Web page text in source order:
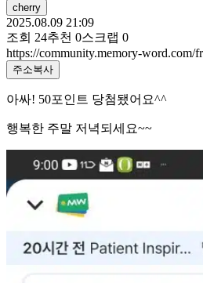
cherry
2025.08.09 21:09
조회 24추천 0스크랩 0
https://community.memory-word.com/
주소복사
아싸! 50포인트 당첨됐어요^^
행복한 주말 저녁되세요~~